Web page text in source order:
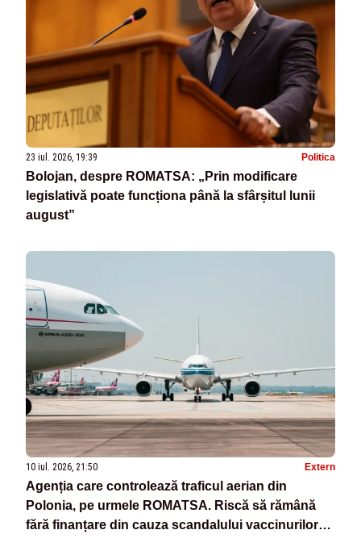
23 iul. 2026, 19:39 Politica
Bolojan, despre ROMATSA: „Prin modificare
legislativă poate funcționa până la sfârșitul lunii
august”
10 iul. 2026, 21:50 Extern
Agenția care controlează traficul aerian din
Polonia, pe urmele ROMATSA. Riscă să rămână
fără finanțare din cauza scandalului vaccinurilor